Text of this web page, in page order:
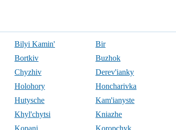
Bilyi Kamin' Bir
Bortkiv Buzhok
Chyzhiv Derev'ianky
Holohory Honcharivka
Hutysche Kam'ianyste
Khyl'chytsi Kniazhe
Kopani Koropchyk